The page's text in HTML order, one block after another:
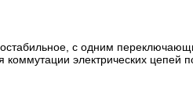
с одним
электрических цепей